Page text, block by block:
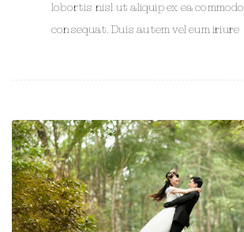
lobortis nisl ut aliquip ex ea commodo
consequat. Duis autem vel eum iriure